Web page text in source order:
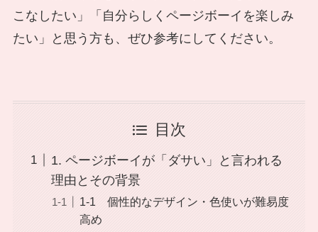
こなしたい」「自分らしくページボーイを楽しみ
たい」と思う方も、ぜひ参考にしてください。
目次
1. ページボーイが「ダサい」と言われる
理由とその背景
1-1 個性的なデザイン・色使いが難易度
高め